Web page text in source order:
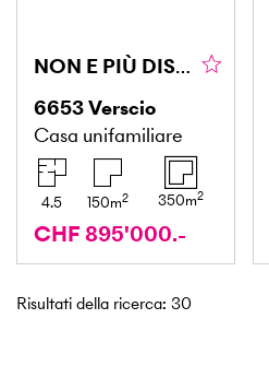
NON E PIÙ DISPONIBILE
6653Verscio
Casa unifamiliare
4.5 150m2 350m2
CHF 895'000.-
Risultati della ricerca: 30